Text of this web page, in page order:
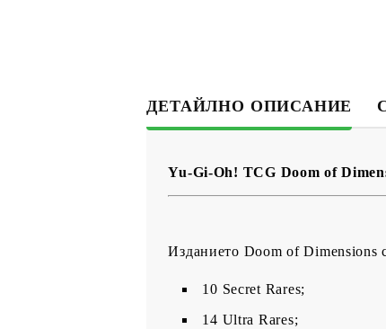
ДЕТАЙЛНО ОПИСАНИЕ
Yu-Gi-Oh! TCG Doom of
Изданието Doom of Dimensions
10 Secret Rares;
14 Ultra Rares;